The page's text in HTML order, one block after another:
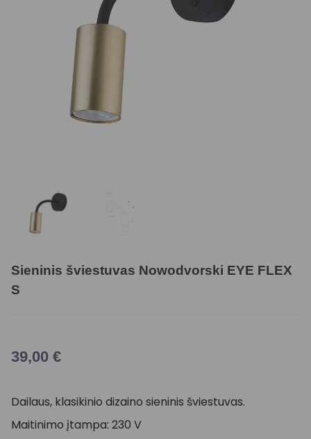
Sieninis šviestuvas Nowodvorski EYE FLEX
S
39,00 €
Dailaus, klasikinio dizaino sieninis šviestuvas.
Maitinimo įtampa: 230 V